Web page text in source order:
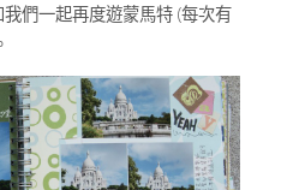
們一起再度遊蒙馬特 (每次有